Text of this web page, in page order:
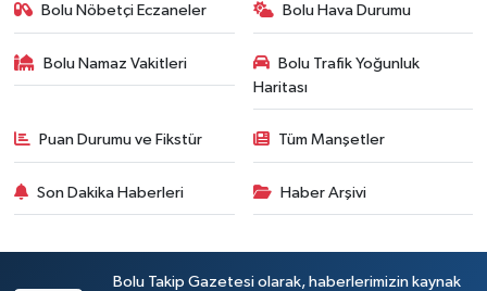
Bolu Nöbetçi Eczaneler Bolu Hava Durumu
Bolu Namaz Vakitleri
Bolu Trafik Yoğunluk
Haritası
Puan Durumu ve Fikstür Tüm Manşetler
Son Dakika Haberleri Haber Arşivi
Bolu Takip Gazetesi olarak, haberlerimizin kaynak